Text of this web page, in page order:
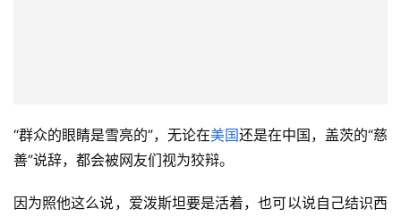
“群众的眼睛是雪亮的”，无论在美国还是在中国，盖茨的“慈
善”说辞，都会被网友们视为狡辩。
因为照他这么说，爱泼斯坦要是活着，也可以说自己结识西